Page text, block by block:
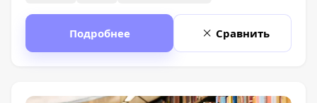
Подробнее Сравнить